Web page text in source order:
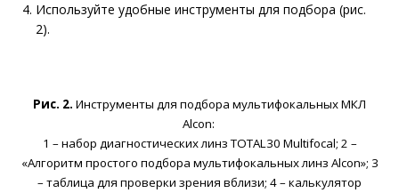
Используйте удобные инструменты для подбора (рис.
2).
Рис. 2. Инструменты для подбора мультифокальных МКЛ
Alcon:
1 – набор диагностических линз TOTAL30 Multifocal; 2 –
«Алгоритм простого подбора мультифокальных линз Alcon»; 3
– таблица для проверки зрения вблизи; 4 – калькулятор